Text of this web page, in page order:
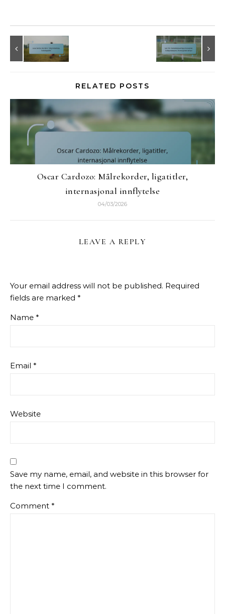
RELATED POSTS
Oscar Cardozo: Målrekorder, ligatitler,
internasjonal innflytelse
04/03/2026
LEAVE A REPLY
Your email address will not be published. Required
fields are marked *
Name *
Email *
Website
Save my name, email, and website in this browser for
the next time I comment.
Comment *